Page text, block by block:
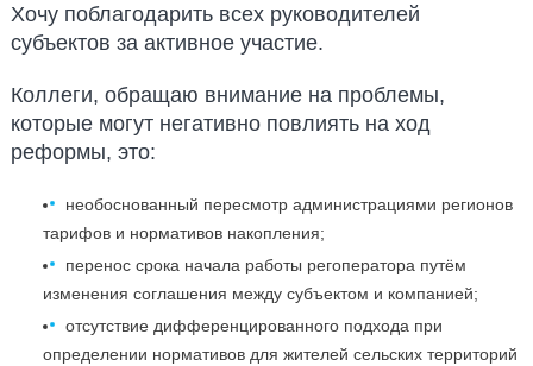
Хочу поблагодарить всех руководителей
субъектов за активное участие.
Коллеги, обращаю внимание на проблемы,
которые могут негативно повлиять на ход
реформы, это:
необоснованный пересмотр администрациями регионов
тарифов и нормативов накопления;
перенос срока начала работы регоператора путём
изменения соглашения между субъектом и компанией;
отсутствие дифференцированного подхода при
определении нормативов для жителей сельских территорий